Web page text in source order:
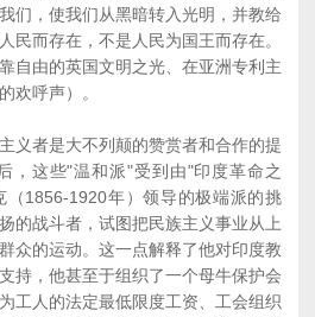
们，使我们从黑暗转入光明，并教给
民而存在，不是人民为国王而存在。
自由的英国文明之光、在亚洲专利主
欢呼声）。
者是大不列颠的赞赏者和合作的提
，这些"温和派"受到由"印度革命之
1856-1920年）领导的极端派的挑
的战斗者，试图把民族主义事业从上
众的运动。这一点解释了他对印度教
持，他甚至于组织了一个母牛保护会
工人的法定最低限度工资、工会组织